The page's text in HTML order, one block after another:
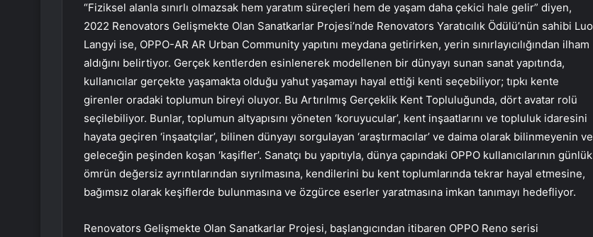
“Fiziksel alanla sınırlı olmazsak hem yaratım süreçleri hem de yaşam daha çekici hale gelir” diyen,
2022 Renovators Gelişmekte Olan Sanatkarlar Projesi’nde Renovators Yaratıcılık Ödülü’nün sahibi Luo
Langyi ise, OPPO-AR AR Urban Community yapıtını meydana getirirken, yerin sınırlayıcılığından ilham
aldığını belirtiyor. Gerçek kentlerden esinlenerek modellenen bir dünyayı sunan sanat yapıtında,
kullanıcılar gerçekte yaşamakta olduğu yahut yaşamayı hayal ettiği kenti seçebiliyor; tıpkı kente
girenler oradaki toplumun bireyi oluyor. Bu Artırılmış Gerçeklik Kent Topluluğunda, dört avatar rolü
seçilebiliyor. Bunlar, toplumun altyapısını yöneten ‘koruyucular’, kent inşaatlarını ve topluluk idaresini
hayata geçiren ‘inşaatçılar’, bilinen dünyayı sorgulayan ‘araştırmacılar’ ve daima olarak bilinmeyenin ve
geleceğin peşinden koşan ‘kaşifler’. Sanatçı bu yapıtıyla, dünya çapındaki OPPO kullanıcılarının günlük
ömrün değersiz ayrıntılarından sıyrılmasına, kendilerini bu kent toplumlarında tekrar hayal etmesine,
bağımsız olarak keşiflerde bulunmasına ve özgürce eserler yaratmasına imkan tanımayı hedefliyor.
Renovators Gelişmekte Olan Sanatkarlar Projesi, başlangıcından itibaren OPPO Reno serisi